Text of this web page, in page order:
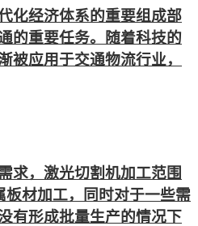
化经济体系的重要组成部
的重要任务。随着科技的
被应用于交通物流行业，
求，激光切割机加工范围
板材加工，同时对于一些需
有形成批量生产的情况下